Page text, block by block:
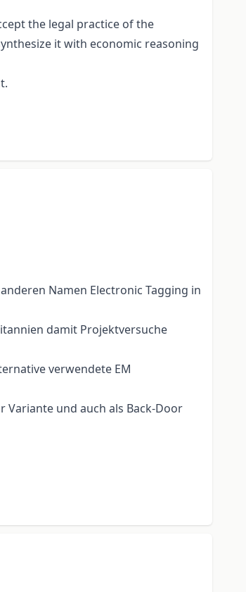
the legal practice of the
it with economic reasoning
Namen Electronic Tagging in
damit Projektversuche
verwendete EM
Variante und auch als Back-Door